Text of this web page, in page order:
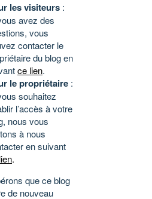
les visiteurs :
avez des
vous
contacter le
du blog en
ce lien.
le propriétaire :
souhaitez
l’accès à votre
nous vous
à nous
en suivant
.
que ce blog
de nouveau